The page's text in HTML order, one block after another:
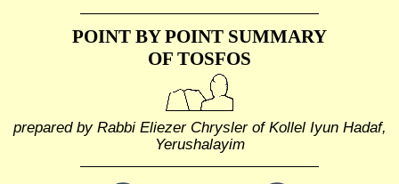
POINT BY POINT SUMMARY
OF TOSFOS
prepared by Rabbi Eliezer Chrysler of Kollel Iyun Hadaf,
Yerushalayim